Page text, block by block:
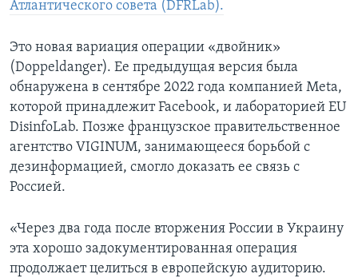
Атлантического совета (DFRLab).
Это новая вариация операции «двойник»
(Doppeldanger). Ее предыдущая версия была
обнаружена в сентябре 2022 года компанией Meta,
которой принадлежит Facebook, и лабораторией EU
DisinfoLab. Позже французское правительственное
агентство VIGINUM, занимающееся борьбой с
дезинформацией, смогло доказать ее связь с
Россией.
«Через два года после вторжения России в Украину
эта хорошо задокументированная операция
продолжает целиться в европейскую аудиторию.